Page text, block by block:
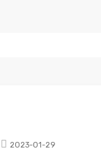
2023-01-29